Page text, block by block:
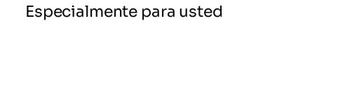
Especialmente para usted